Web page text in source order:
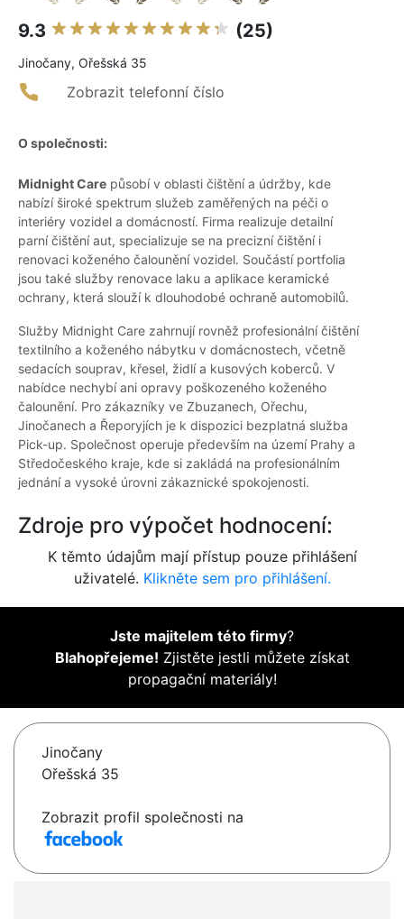
9.3 (25)
Jinočany, Ořešská 35
Zobrazit telefonní číslo
O společnosti:
Midnight Care působí v oblasti čištění a údržby, kde
nabízí široké spektrum služeb zaměřených na péči o
interiéry vozidel a domácností. Firma realizuje detailní
parní čištění aut, specializuje se na precizní čištění i
renovaci koženého čalounění vozidel. Součástí portfolia
jsou také služby renovace laku a aplikace keramické
ochrany, která slouží k dlouhodobé ochraně automobilů.
Služby Midnight Care zahrnují rovněž profesionální čištění
textilního a koženého nábytku v domácnostech, včetně
sedacích souprav, křesel, židlí a kusových koberců. V
nabídce nechybí ani opravy poškozeného koženého
čalounění. Pro zákazníky ve Zbuzanech, Ořechu,
Jinočanech a Řeporyjích je k dispozici bezplatná služba
Pick-up. Společnost operuje především na území Prahy a
Středočeského kraje, kde si zakládá na profesionálním
jednání a vysoké úrovni zákaznické spokojenosti.
Zdroje pro výpočet hodnocení:
K těmto údajům mají přístup pouze přihlášení
uživatelé. Klikněte sem pro přihlášení.
Jste majitelem této firmy?
Blahopřejeme! Zjistěte jestli můžete získat
propagační materiály!
Jinočany
Ořešská 35
Zobrazit profil společnosti na